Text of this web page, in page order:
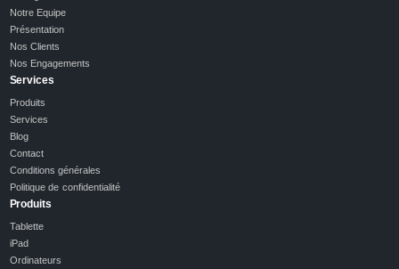
Notre Equipe
Présentation
Nos Clients
Nos Engagements
Services
Produits
Services
Blog
Contact
Conditions générales
Politique de confidentialité
Produits
Tablette
iPad
Ordinateurs